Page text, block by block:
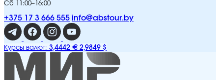
Сб 11:00–16:00
+375 17 3 666 555 info@abstour.by
Курсы валют: 3,4442 € 2,9849 $